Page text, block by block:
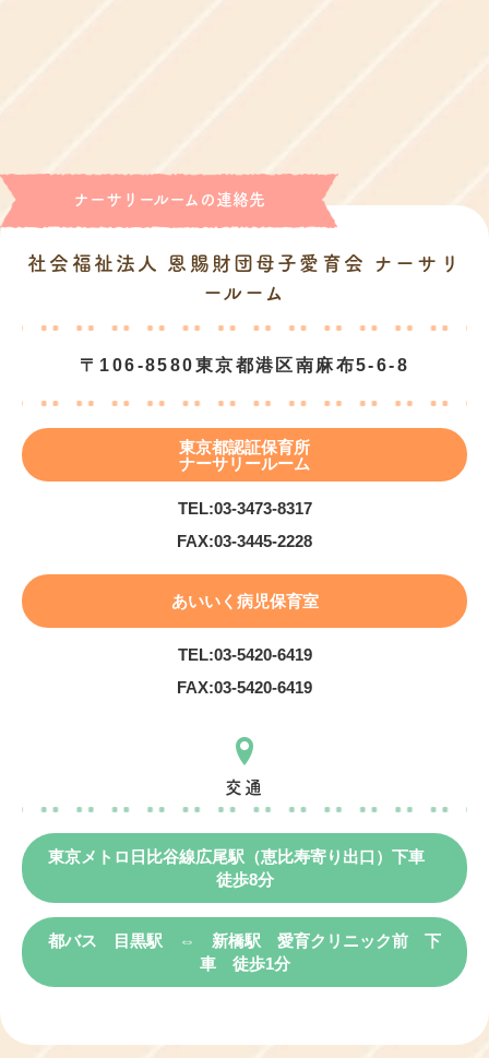
ナーサリールームの連絡先
社会福祉法人 恩賜財団母子愛育会 ナーサリ
ールーム
〒106-8580東京都港区南麻布5-6-8
東京都認証保育所
ナーサリールーム
TEL:03-3473-8317
FAX:03-3445-2228
あいいく病児保育室
TEL:03-5420-6419
FAX:03-5420-6419
交通
東京メトロ日比谷線広尾駅（恵比寿寄り出口）下車
徒歩8分
都バス 目黒駅 ⇔ 新橋駅 愛育クリニック前 下
車 徒歩1分